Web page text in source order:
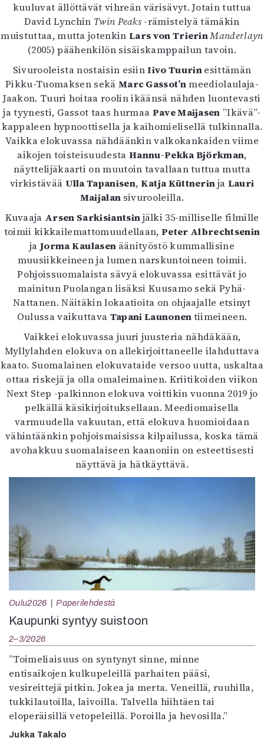
kuuluvat ällöttävät vihreän värisävyt. Jotain tuttua
David Lynchin Twin Peaks -rämistelyä tämäkin
muistuttaa, mutta jotenkin Lars von TrierinManderlayn
(2005) päähenkilön sisäiskamppailun tavoin.
Sivurooleista nostaisin esiinIivo Tuurinesittämän
Pikku-Tuomaksen sekä Marc Gassot’nmeediolaulaja-
Jaakon. Tuuri hoitaa roolin ikäänsä nähden luontevasti
ja tyynesti, Gassot taas hurmaa Pave Maijasen ”Ikävä”-
kappaleen hypnoottisella ja kaihomielisellä tulkinnalla.
Vaikka elokuvassa nähdäänkin valkokankaiden viime
aikojen toisteisuudesta Hannu-Pekka Björkman,
näyttelijäkaarti on muutoin tavallaan tuttua mutta
virkistävää Ulla Tapanisen, Katja Küttnerinja Lauri
Maijalan sivurooleilla.
Kuvaaja Arsen Sarkisiantsinjälki 35-milliselle filmille
toimii kikkailemattomuudellaan,Peter Albrechtsenin
ja Jorma Kaulasen äänityöstö kummallisine
muusiikkeineen ja lumen narskuntoineen toimii.
Pohjoissuomalaista sävyä elokuvassa esittävät jo
mainitun Puolangan lisäksi Kuusamo sekä Pyhä-
Nattanen. Näitäkin lokaatioita on ohjaajalle etsinyt
Oulussa vaikuttava Tapani Launonentiimeineen.
Vaikkei elokuvassa juuri juusteria nähdäkään,
Myllylahden elokuva on allekirjoittaneelle ilahduttava
kaato. Suomalainen elokuvataide versoo uutta, uskaltaa
ottaa riskejä ja olla omaleimainen. Kriitikoiden viikon
Next Step -palkinnon elokuva voittikin vuonna 2019 jo
pelkällä käsikirjoituksellaan. Meediomaisella
varmuudella vakuutan, että elokuva huomioidaan
vähintäänkin pohjoismaisissa kilpailussa, koska tämä
avohakkuu suomalaiseen kaanoniin on esteettisesti
näyttävä ja hätkäyttävä.
Oulu2026 Paperilehdestä
Kaupunki syntyy suistoon
2–3/2026
”Toimeliaisuus on syntynyt sinne, minne
entisaikojen kulkupeleillä parhaiten pääsi,
vesireittejä pitkin. Jokea ja merta. Veneillä, ruuhilla,
tukkilautoilla, laivoilla. Talvella hiihtäen tai
eloperäisillä vetopeleillä. Poroilla ja hevosilla.”
Jukka Takalo